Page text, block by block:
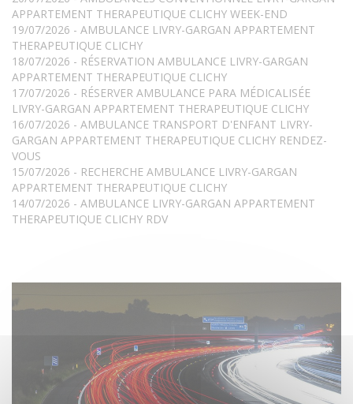
APPARTEMENT THERAPEUTIQUE CLICHY WEEK-END
19/07/2026 - AMBULANCE LIVRY-GARGAN APPARTEMENT
THERAPEUTIQUE CLICHY
18/07/2026 - RÉSERVATION AMBULANCE LIVRY-GARGAN
APPARTEMENT THERAPEUTIQUE CLICHY
17/07/2026 - RÉSERVER AMBULANCE PARA MÉDICALISÉE
LIVRY-GARGAN APPARTEMENT THERAPEUTIQUE CLICHY
16/07/2026 - AMBULANCE TRANSPORT D'ENFANT LIVRY-
GARGAN APPARTEMENT THERAPEUTIQUE CLICHY RENDEZ-
VOUS
15/07/2026 - RECHERCHE AMBULANCE LIVRY-GARGAN
APPARTEMENT THERAPEUTIQUE CLICHY
14/07/2026 - AMBULANCE LIVRY-GARGAN APPARTEMENT
THERAPEUTIQUE CLICHY RDV